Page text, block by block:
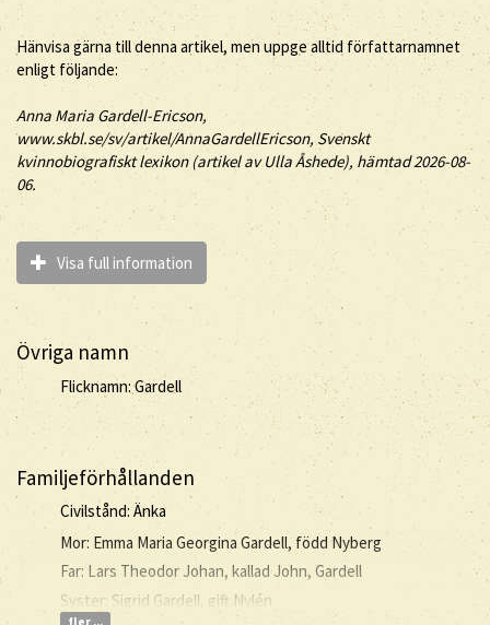
Hänvisa gärna till denna artikel, men uppge alltid författarnamnet
enligt följande:
AnnaMaria Gardell-Ericson,
www.skbl.se/sv/artikel/AnnaGardellEricson, Svenskt
kvinnobiografiskt lexikon (artikel avUlla Åshede), hämtad 2026-08-
06.
Visa full information
Övriga namn
Flicknamn: Gardell
Familjeförhållanden
Civilstånd: Änka
Mor: Emma Maria Georgina Gardell, född Nyberg
Far: Lars Theodor Johan, kallad John, Gardell
Syster: Sigrid Gardell, gift Nylén